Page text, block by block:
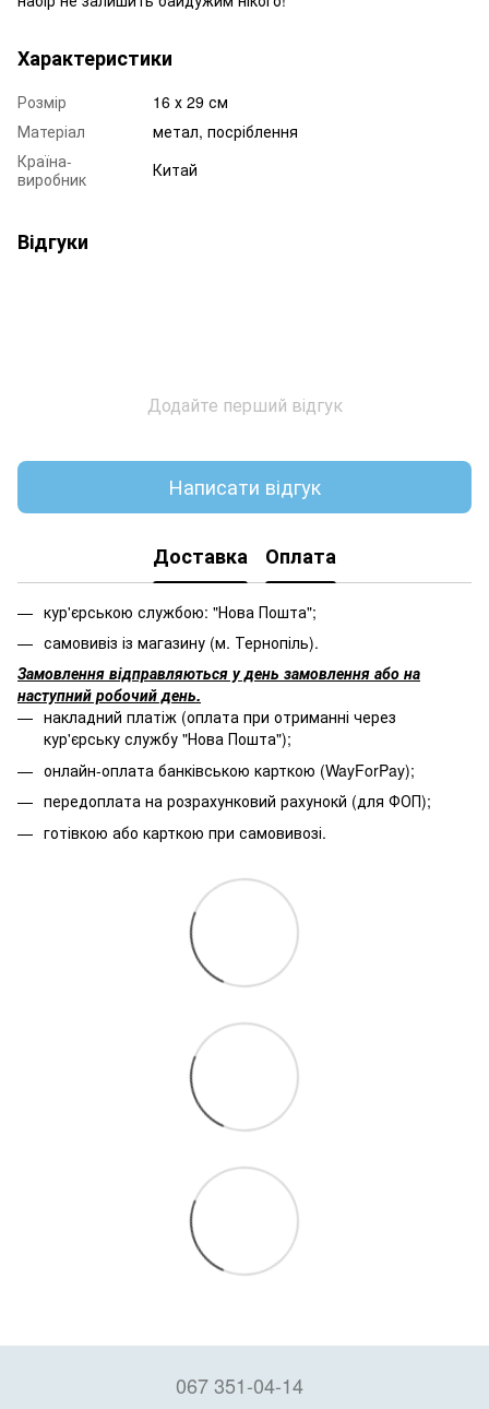
Характеристики
Розмір
16 х 29 см
Матеріал
метал, посріблення
Країна-
виробник
Китай
Відгуки
Додайте перший відгук
Написати відгук
Доставка Оплата
кур'єрською службою: "Нова Пошта";
самовивіз із магазину (м. Тернопіль).
Замовлення відправляються у день замовлення або на
наступний робочий день.
накладний платіж (оплата при отриманні через
кур'єрську службу "Нова Пошта");
онлайн-оплата банківською карткою (WayForPay);
передоплата на розрахунковий рахунокй (для ФОП);
готівкою або карткою при самовивозі.
067 351-04-14